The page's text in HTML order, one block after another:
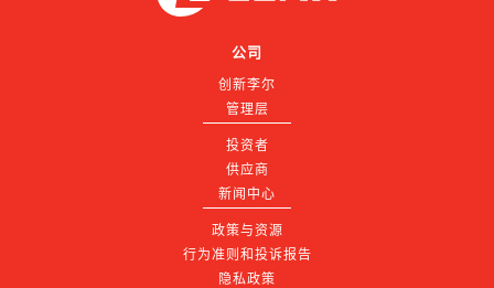
公司
创新李尔
管理层
投资者
供应商
新闻中心
政策与资源
行为准则和投诉报告
隐私政策